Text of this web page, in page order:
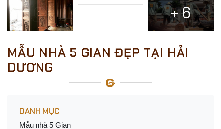
+ 6
MẪU NHÀ 5 GIAN ĐẸP TẠI HẢI
DƯƠNG
DANH MỤC
Mẫu nhà 5 Gian